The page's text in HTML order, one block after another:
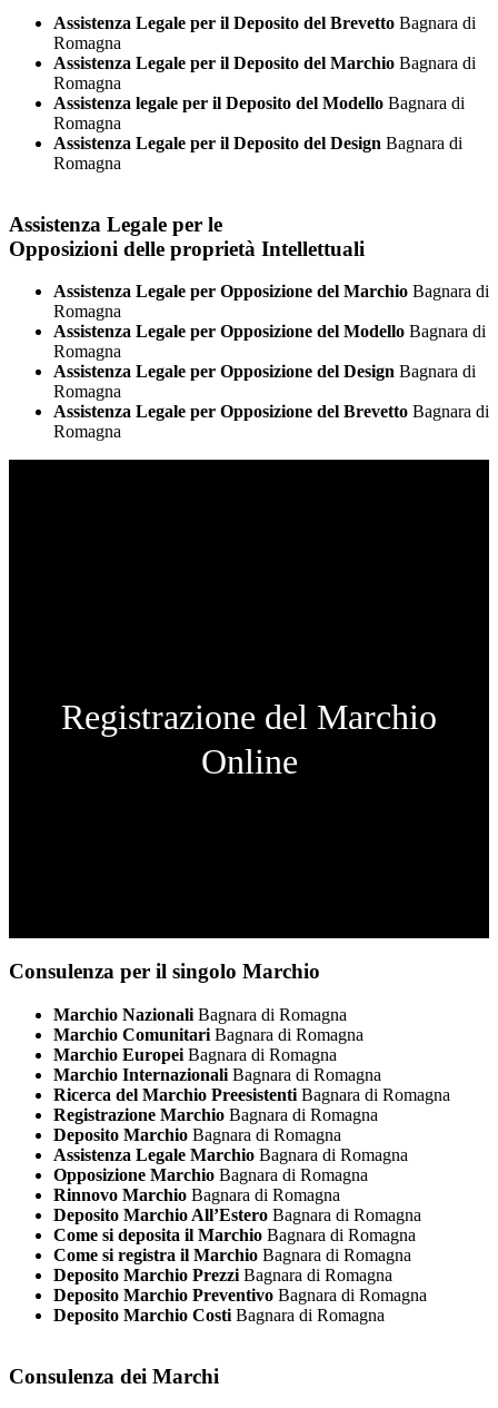
Assistenza Legale per il Deposito del Brevetto Bagnara di
Romagna
Assistenza Legale per il Deposito del Marchio Bagnara di
Romagna
Assistenza legale per il Deposito del Modello Bagnara di
Romagna
Assistenza Legale per il Deposito del Design Bagnara di
Romagna
Assistenza Legale per le
Opposizioni delle proprietà Intellettuali
Assistenza Legale per Opposizione del Marchio Bagnara di
Romagna
Assistenza Legale per Opposizione del Modello Bagnara di
Romagna
Assistenza Legale per Opposizione del Design Bagnara di
Romagna
Assistenza Legale per Opposizione del Brevetto Bagnara di
Romagna
Registrazione del Marchio
Online
Consulenza per il singolo Marchio
Marchio Nazionali Bagnara di Romagna
Marchio Comunitari Bagnara di Romagna
Marchio Europei Bagnara di Romagna
Marchio Internazionali Bagnara di Romagna
Ricerca del Marchio Preesistenti Bagnara di Romagna
Registrazione Marchio Bagnara di Romagna
Deposito Marchio Bagnara di Romagna
Assistenza Legale Marchio Bagnara di Romagna
Opposizione Marchio Bagnara di Romagna
Rinnovo Marchio Bagnara di Romagna
Deposito Marchio All’Estero Bagnara di Romagna
Come si deposita il Marchio Bagnara di Romagna
Come si registra il Marchio Bagnara di Romagna
Deposito Marchio Prezzi Bagnara di Romagna
Deposito Marchio Preventivo Bagnara di Romagna
Deposito Marchio Costi Bagnara di Romagna
Consulenza dei Marchi